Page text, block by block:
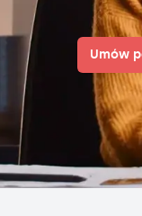
Umów